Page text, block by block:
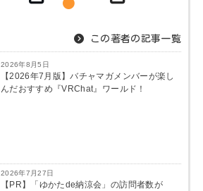
この著者の記事一覧
2026年8月5日
【2026年7月版】バチャマガメンバーが楽し
んだおすすめ『VRChat』ワールド！
2026年7月27日
【PR】「ゆかたde納涼会」の訪問者数が